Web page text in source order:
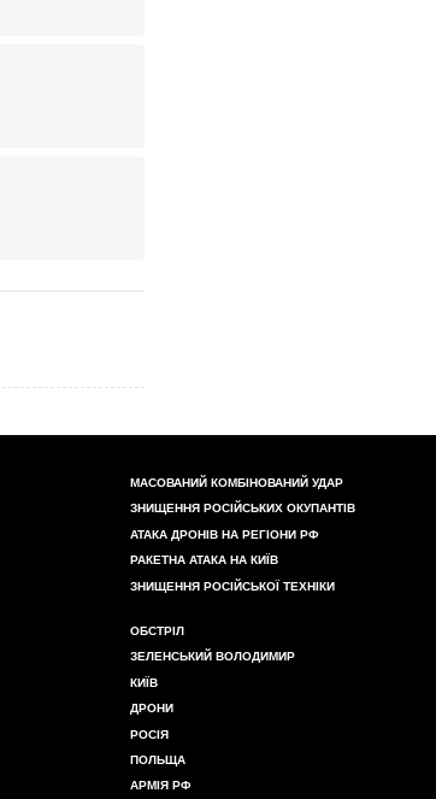
МАСОВАНИЙ КОМБІНОВАНИЙ УДАР
ЗНИЩЕННЯ РОСІЙСЬКИХ ОКУПАНТІВ
АТАКА ДРОНІВ НА РЕГІОНИ РФ
РАКЕТНА АТАКА НА КИЇВ
ЗНИЩЕННЯ РОСІЙСЬКОЇ ТЕХНІКИ
ОБСТРІЛ
ЗЕЛЕНСЬКИЙ ВОЛОДИМИР
КИЇВ
ДРОНИ
РОСІЯ
ПОЛЬЩА
АРМІЯ РФ